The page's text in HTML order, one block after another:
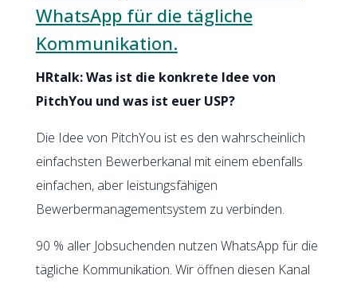
WhatsApp für die tägliche
Kommunikation.
HRtalk: Was ist die konkrete Idee von
PitchYou und was ist euer USP?
Die Idee von PitchYou ist es den wahrscheinlich
einfachsten Bewerberkanal mit einem ebenfalls
einfachen, aber leistungsfähigen
Bewerbermanagementsystem zu verbinden.
90 % aller Jobsuchenden nutzen WhatsApp für die
tägliche Kommunikation. Wir öffnen diesen Kanal